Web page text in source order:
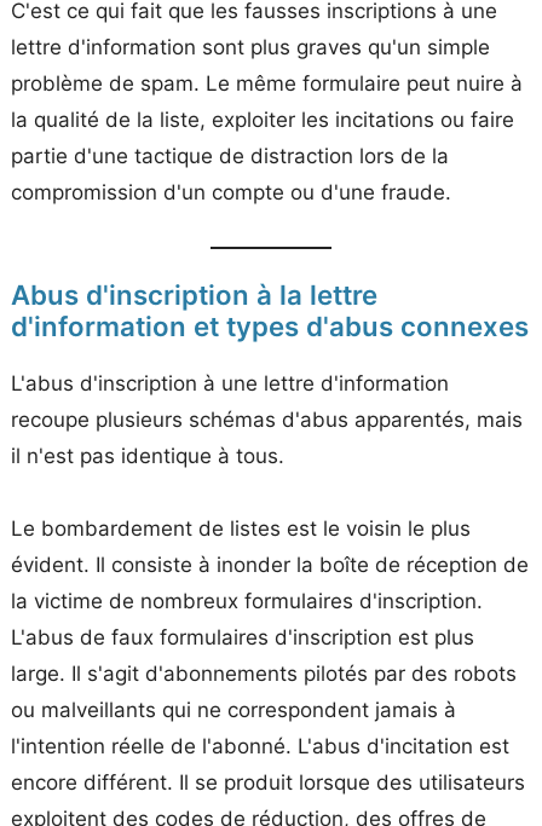
C'est ce qui fait que les fausses inscriptions à une
lettre d'information sont plus graves qu'un simple
problème de spam. Le même formulaire peut nuire à
la qualité de la liste, exploiter les incitations ou faire
partie d'une tactique de distraction lors de la
compromission d'un compte ou d'une fraude.
Abus d'inscription à la lettre
d'information et types d'abus connexes
L'abus d'inscription à une lettre d'information
recoupe plusieurs schémas d'abus apparentés, mais
il n'est pas identique à tous.
Le bombardement de listes est le voisin le plus
évident. Il consiste à inonder la boîte de réception de
la victime de nombreux formulaires d'inscription.
L'abus de faux formulaires d'inscription est plus
large. Il s'agit d'abonnements pilotés par des robots
ou malveillants qui ne correspondent jamais à
l'intention réelle de l'abonné. L'abus d'incitation est
encore différent. Il se produit lorsque des utilisateurs
exploitent des codes de réduction, des offres de